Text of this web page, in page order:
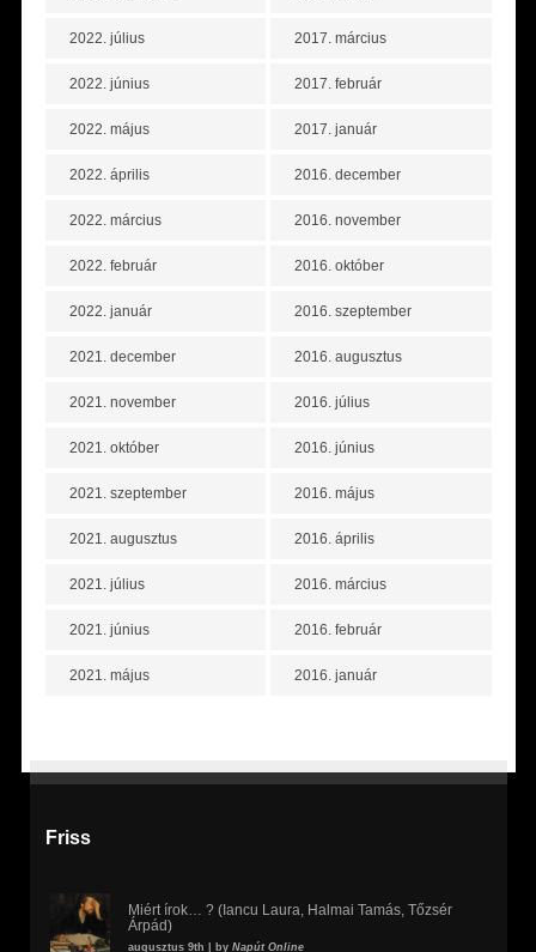
2022. július
2022. június
2022. május
2022. április
2022. március
2022. február
2022. január
2021. december
2021. november
2021. október
2021. szeptember
2021. augusztus
2021. július
2021. június
2021. május
2017. március
2017. február
2017. január
2016. december
2016. november
2016. október
2016. szeptember
2016. augusztus
2016. július
2016. június
2016. május
2016. április
2016. március
2016. február
2016. január
Friss
Miért írok… ? (Iancu Laura, Halmai Tamás, Tőzsér
Árpád)
augusztus 9th | by Napút Online